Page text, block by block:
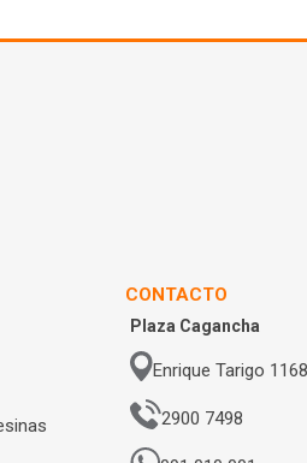
CONTACTO
Plaza Cagancha
Enrique Tarigo
2900 7498